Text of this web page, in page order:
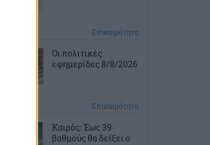
Επικαιρότητα
Οι πολιτικές
εφημερίδες 8/8/2026
Επικαιρότητα
Καιρός: Έως 39
βαθμούς θα δείξει ο